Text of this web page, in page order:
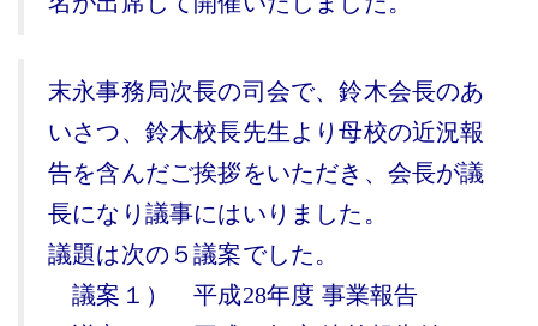
末永事務局次長の司会で、鈴木会長のあ
いさつ、鈴木校長先生より母校の近況報
告を含んだご挨拶をいただき、会長が議
長になり議事にはいりました。
議題は次の５議案でした。
議案１） 平成28年度 事業報告